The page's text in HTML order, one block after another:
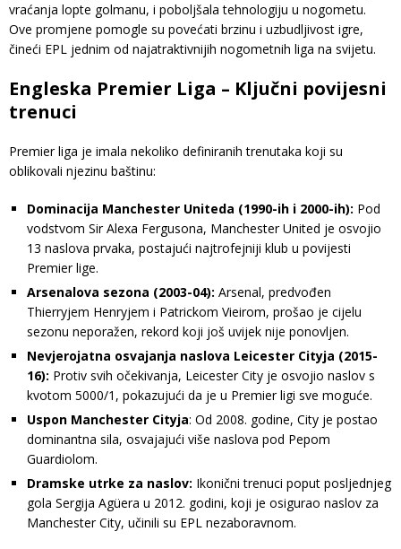
vraćanja lopte golmanu, i poboljšala tehnologiju u nogometu.
Ove promjene pomogle su povećati brzinu i uzbudljivost igre,
čineći EPL jednim od najatraktivnijih nogometnih liga na svijetu.
Engleska Premier Liga – Ključni povijesni
trenuci
Premier liga je imala nekoliko definiranih trenutaka koji su
oblikovali njezinu baštinu:
Dominacija Manchester Uniteda (1990-ih i 2000-ih): Pod
vodstvom Sir Alexa Fergusona, Manchester United je osvojio
13 naslova prvaka, postajući najtrofejniji klub u povijesti
Premier lige.
Arsenalova sezona (2003-04): Arsenal, predvođen
Thierryjem Henryjem i Patrickom Vieirom, prošao je cijelu
sezonu neporažen, rekord koji još uvijek nije ponovljen.
Nevjerojatna osvajanja naslova Leicester Cityja (2015-
16): Protiv svih očekivanja, Leicester City je osvojio naslov s
kvotom 5000/1, pokazujući da je u Premier ligi sve moguće.
Uspon Manchester Cityja: Od 2008. godine, City je postao
dominantna sila, osvajajući više naslova pod Pepom
Guardiolom.
Dramske utrke za naslov: Ikonični trenuci poput posljednjeg
gola Sergija Agüera u 2012. godini, koji je osigurao naslov za
Manchester City, učinili su EPL nezaboravnom.